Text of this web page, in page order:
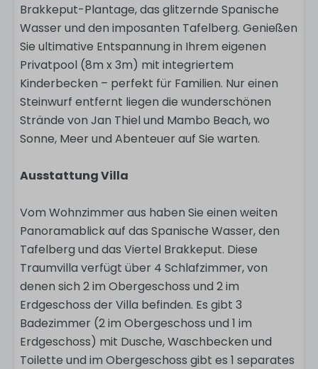
Brakkeput-Plantage, das glitzernde Spanische
Wasser und den imposanten Tafelberg. Genießen
Sie ultimative Entspannung in Ihrem eigenen
Privatpool (8m x 3m) mit integriertem
Kinderbecken – perfekt für Familien. Nur einen
Steinwurf entfernt liegen die wunderschönen
Strände von Jan Thiel und Mambo Beach, wo
Sonne, Meer und Abenteuer auf Sie warten.
Ausstattung Villa
Vom Wohnzimmer aus haben Sie einen weiten
Panoramablick auf das Spanische Wasser, den
Tafelberg und das Viertel Brakkeput. Diese
Traumvilla verfügt über 4 Schlafzimmer, von
denen sich 2 im Obergeschoss und 2 im
Erdgeschoss der Villa befinden. Es gibt 3
Badezimmer (2 im Obergeschoss und 1 im
Erdgeschoss) mit Dusche, Waschbecken und
Toilette und im Obergeschoss gibt es 1 separates